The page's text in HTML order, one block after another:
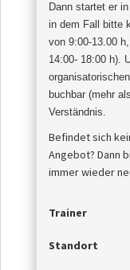
Dann startet er
in dem Fall bitte
von 9:00-13.00
14:00- 18:00 h).
buchbar (mehr
Verständnis.
Befindet sich
Angebot? Dann
immer wieder
Trainer
Standort